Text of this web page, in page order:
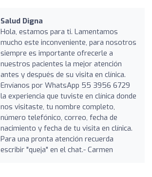
Salud Digna
Hola, estamos para ti. Lamentamos
mucho este inconveniente, para nosotros
siempre es importante ofrecerle a
nuestros pacientes la mejor atención
antes y después de su visita en clínica.
Envíanos por WhatsApp 55 3956 6729
la experiencia que tuviste en clínica donde
nos visitaste, tu nombre completo,
número telefónico, correo, fecha de
nacimiento y fecha de tu visita en clínica.
Para una pronta atención recuerda
escribir "queja" en el chat.- Carmen